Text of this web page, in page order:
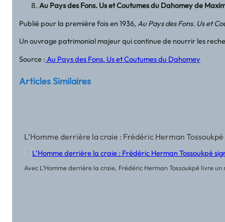
Au Pays des Fons. Us et Coutumes du Dahomey de
Publié pour la première fois en 1936,Au Pays des Fons. Us et
Un ouvrage patrimonial majeur qui continue de nourrir les
Source : Au Pays des Fons. Us et Coutumes du Dahomey
Articles Similaires
L’Homme derrière la craie : Frédéric Herman
Avec L’Homme derrière la craie, Frédéric Herman Tossoukpè livre